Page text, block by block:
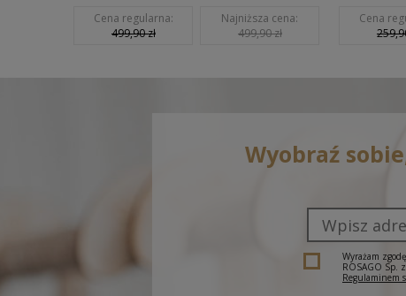
Cena regularna:
499,90 zł
Najniższa cena:
499,90 zł
Cena
Wyobraź
Wyrażam
ROSAGO Sp.
Regulaminem